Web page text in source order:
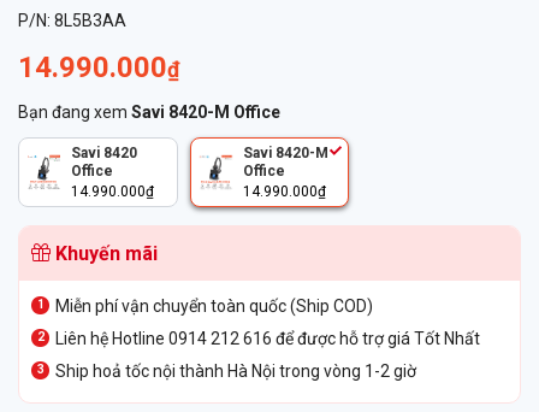
P/N: 8L5B3AA
14.990.000₫
Bạn đang xem Savi 8420-M Office
Savi 8420
Office
14.990.000₫
Savi 8420-M
Office
14.990.000₫
Khuyến mãi
Miễn phí vận chuyển toàn quốc (Ship COD)
Liên hệ Hotline 0914 212 616 để được hỗ trợ giá Tốt Nhất
Ship hoả tốc nội thành Hà Nội trong vòng 1-2 giờ